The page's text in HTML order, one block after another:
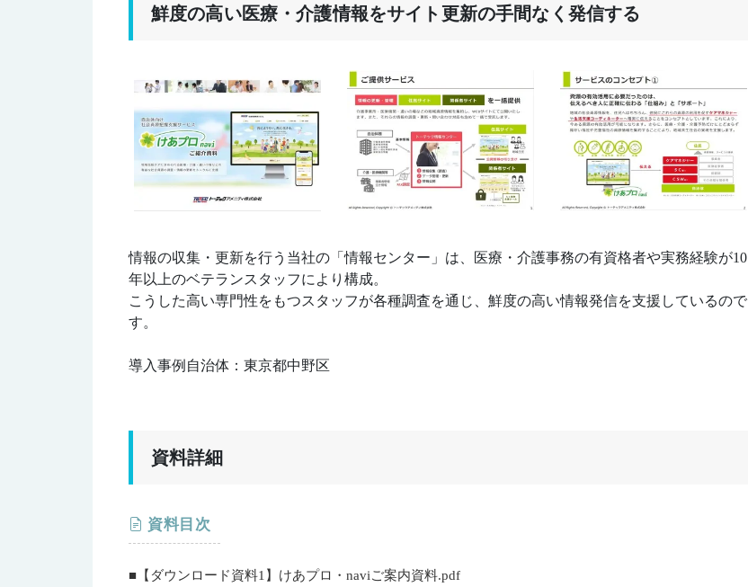
鮮度の高い医療・介護情報をサイト更新の手間なく発信する
情報の収集・更新を行う当社の「情報センター」は、医療・介護事務の有資格者や実務経験が10
年以上のベテランスタッフにより構成。
こうした高い専門性をもつスタッフが各種調査を通じ、鮮度の高い情報発信を支援しているので
す。
導入事例自治体：東京都中野区
資料詳細
資料目次
■【ダウンロード資料1】けあプロ・naviご案内資料.pdf